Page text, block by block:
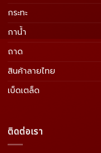
กระทะ
กาน้ำ
ถาด
สินค้าลายไทย
เบ็ดเตล็ด
ติดต่อเรา